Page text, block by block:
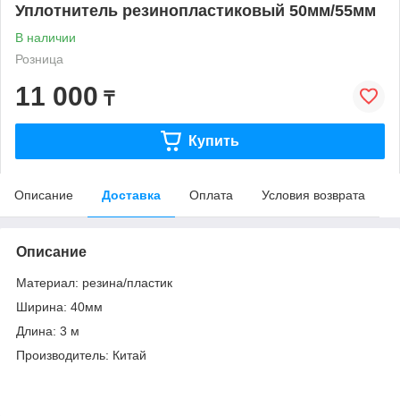
Уплотнитель резинопластиковый 50мм/55мм
В наличии
Розница
11 000 ₸
Купить
Описание Доставка Оплата Условия возврата
Описание
Материал: резина/пластик
Ширина: 40мм
Длина: 3 м
Производитель: Китай